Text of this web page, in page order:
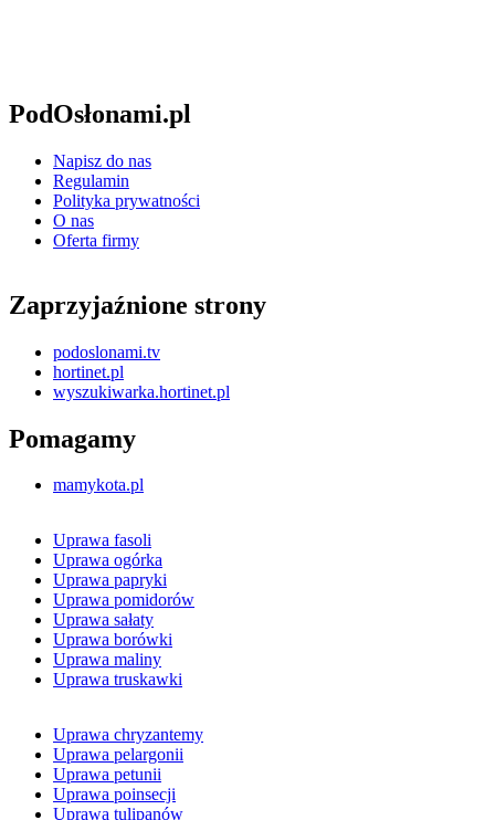
PodOsłonami.pl
Napisz do nas
Regulamin
Polityka prywatności
O nas
Oferta firmy
Zaprzyjaźnione strony
podoslonami.tv
hortinet.pl
wyszukiwarka.hortinet.pl
Pomagamy
mamykota.pl
Uprawa fasoli
Uprawa ogórka
Uprawa papryki
Uprawa pomidorów
Uprawa sałaty
Uprawa borówki
Uprawa maliny
Uprawa truskawki
Uprawa chryzantemy
Uprawa pelargonii
Uprawa petunii
Uprawa poinsecji
Uprawa tulipanów